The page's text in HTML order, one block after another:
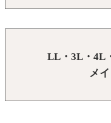
LL・3L・4L
メ